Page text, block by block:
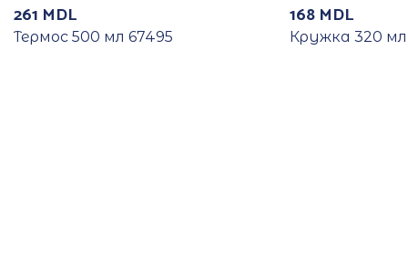
261 MDL
Термос 500 мл 67495
168 MDL
Кружка 320 мл